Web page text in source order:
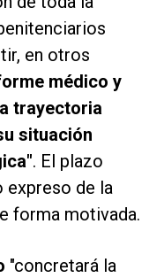
en otros
médico y
trayectoria
situación
. El plazo
expreso de la
forma motivada.
"concretará la